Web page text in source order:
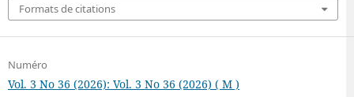
Formats de citations
Numéro
Vol. 3 No 36 (2026): Vol. 3 No 36 (2026) ( M )